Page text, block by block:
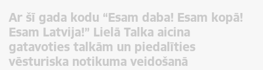
Ar šī gada kodu “Esam daba! Esam kopā!
Esam Latvija!” Lielā Talka aicina
gatavoties talkām un piedalīties
vēsturiska notikuma veidošanā